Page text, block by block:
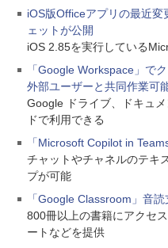
iOS版Officeアプリの最近
ェットが公開
iOS 2.85を実行している
「Google Workspace」で
外部ユーザーと共同作業可
Google ドライブ、ドキュ
ドで利用できる
「Microsoft Copilot in
チャットやチャネルのテキ
プが可能
「Google Classroom」音
800冊以上の書籍にアクセ
ートなどを提供